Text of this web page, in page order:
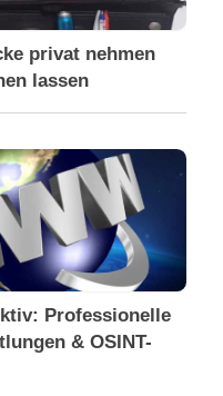
privat nehmen
lassen
Professionelle
& OSINT-